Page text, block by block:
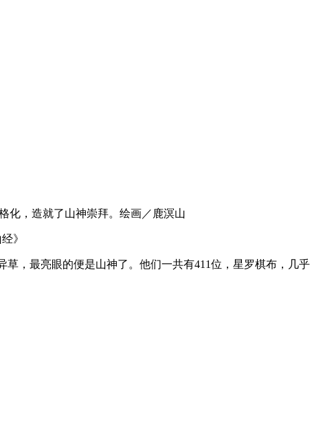
化，造就了山神崇拜。绘画／鹿溟山
》
，最亮眼的便是山神了。他们一共有411位，星罗棋布，几乎